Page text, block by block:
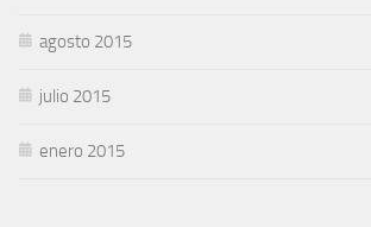
agosto 2015
julio 2015
enero 2015